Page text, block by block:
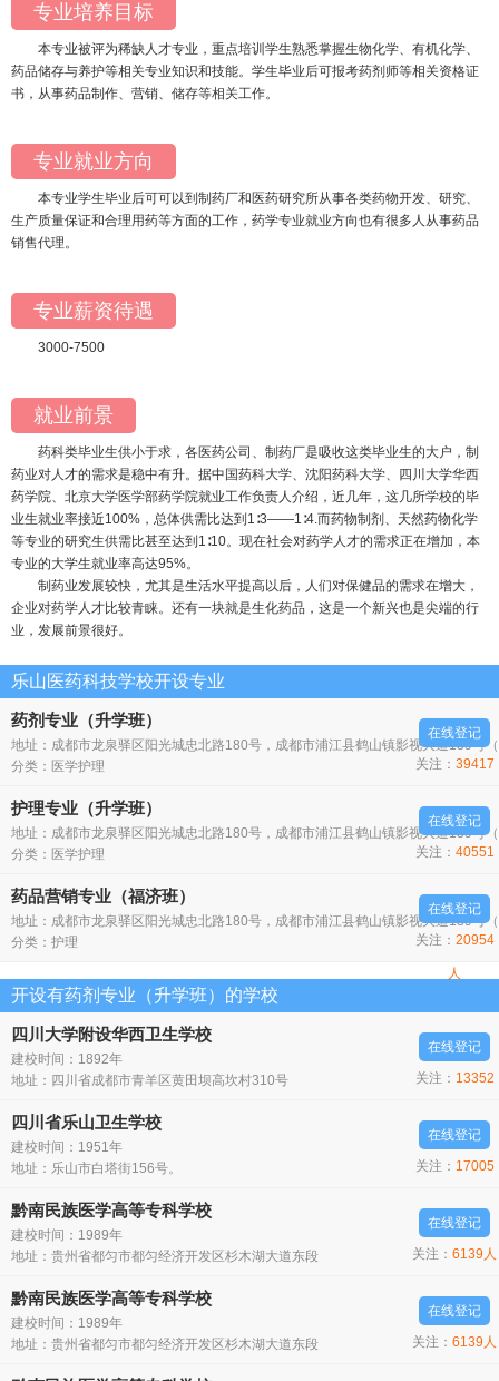
专业培养目标
本专业被评为稀缺人才专业，重点培训学生熟悉掌握生物化学、有机化学、
药品储存与养护等相关专业知识和技能。学生毕业后可报考药剂师等相关资格证
书，从事药品制作、营销、储存等相关工作。
专业就业方向
本专业学生毕业后可可以到制药厂和医药研究所从事各类药物开发、研究、
生产质量保证和合理用药等方面的工作，药学专业就业方向也有很多人从事药品
销售代理。
专业薪资待遇
3000-7500
就业前景
药科类毕业生供小于求，各医药公司、制药厂是吸收这类毕业生的大户，制
药业对人才的需求是稳中有升。据中国药科大学、沈阳药科大学、四川大学华西
药学院、北京大学医学部药学院就业工作负责人介绍，近几年，这几所学校的毕
业生就业率接近100%，总体供需比达到1∶3——1∶4.而药物制剂、天然药物化学
等专业的研究生供需比甚至达到1∶10。现在社会对药学人才的需求正在增加，本
专业的大学生就业率高达95%。
制药业发展较快，尤其是生活水平提高以后，人们对保健品的需求在增大，
企业对药学人才比较青睐。还有一块就是生化药品，这是一个新兴也是尖端的行
业，发展前景很好。
乐山医药科技学校开设专业
药剂专业（升学班）
地址：成都市龙泉驿区阳光城忠北路180号，成都市浦江县鹤山镇影视大道139号
分类： 医学护理
在线登记
关注： 39417
护理专业（升学班）
地址：成都市龙泉驿区阳光城忠北路180号，成都市浦江县鹤山镇影视大道139号
分类： 医学护理
在线登记
关注： 40551
药品营销专业（福济班）
地址：成都市龙泉驿区阳光城忠北路180号，成都市浦江县鹤山镇影视大道139号
分类： 护理
在线登记
关注： 20954
人
开设有药剂专业（升学班）的学校
四川大学附设华西卫生学校
建校时间：1892年
地址：四川省成都市青羊区黄田坝高坎村310号
在线登记
关注： 13352
四川省乐山卫生学校
建校时间：1951年
地址：乐山市白塔街156号。
在线登记
关注： 17005
黔南民族医学高等专科学校
建校时间：1989年
地址：贵州省都匀市都匀经济开发区杉木湖大道东段
在线登记
关注： 6139人
黔南民族医学高等专科学校
建校时间：1989年
地址：贵州省都匀市都匀经济开发区杉木湖大道东段
在线登记
关注： 6139人